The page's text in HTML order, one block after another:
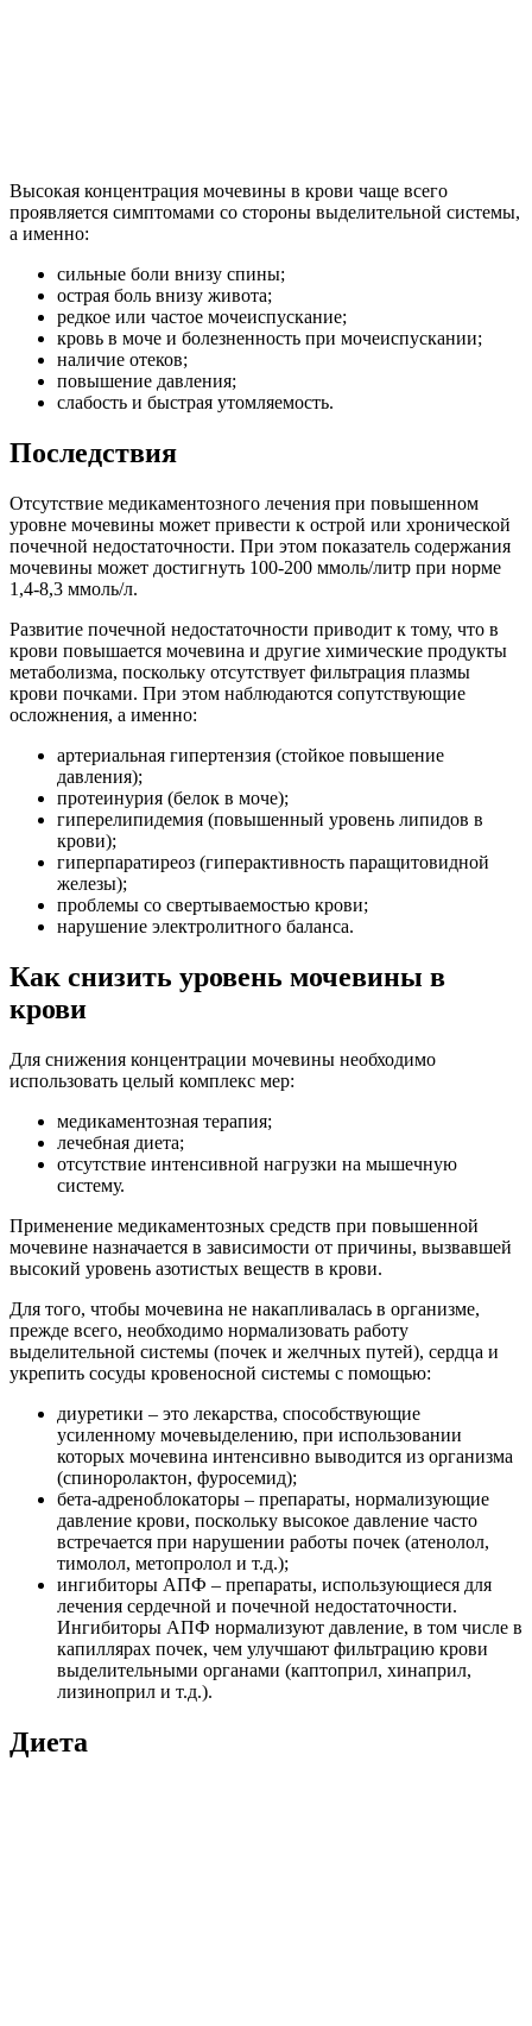
Высокая концентрация мочевины в крови чаще всего
проявляется симптомами со стороны выделительной системы,
а именно:
сильные боли внизу спины;
острая боль внизу живота;
редкое или частое мочеиспускание;
кровь в моче и болезненность при мочеиспускании;
наличие отеков;
повышение давления;
слабость и быстрая утомляемость.
Последствия
Отсутствие медикаментозного лечения при повышенном
уровне мочевины может привести к острой или хронической
почечной недостаточности. При этом показатель содержания
мочевины может достигнуть 100-200 ммоль/литр при норме
1,4-8,3 ммоль/л.
Развитие почечной недостаточности приводит к тому, что в
крови повышается мочевина и другие химические продукты
метаболизма, поскольку отсутствует фильтрация плазмы
крови почками. При этом наблюдаются сопутствующие
осложнения, а именно:
артериальная гипертензия (стойкое повышение
давления);
протеинурия (белок в моче);
гиперелипидемия (повышенный уровень липидов в
крови);
гиперпаратиреоз (гиперактивность паращитовидной
железы);
проблемы со свертываемостью крови;
нарушение электролитного баланса.
Как снизить уровень мочевины в
крови
Для снижения концентрации мочевины необходимо
использовать целый комплекс мер:
медикаментозная терапия;
лечебная диета;
отсутствие интенсивной нагрузки на мышечную
систему.
Применение медикаментозных средств при повышенной
мочевине назначается в зависимости от причины, вызвавшей
высокий уровень азотистых веществ в крови.
Для того, чтобы мочевина не накапливалась в организме,
прежде всего, необходимо нормализовать работу
выделительной системы (почек и желчных путей), сердца и
укрепить сосуды кровеносной системы с помощью:
диуретики – это лекарства, способствующие
усиленному мочевыделению, при использовании
которых мочевина интенсивно выводится из организма
(спиноролактон, фуросемид);
бета-адреноблокаторы – препараты, нормализующие
давление крови, поскольку высокое давление часто
встречается при нарушении работы почек (атенолол,
тимолол, метопролол и т.д.);
ингибиторы АПФ – препараты, использующиеся для
лечения сердечной и почечной недостаточности.
Ингибиторы АПФ нормализуют давление, в том числе в
капиллярах почек, чем улучшают фильтрацию крови
выделительными органами (каптоприл, хинаприл,
лизиноприл и т.д.).
Диета